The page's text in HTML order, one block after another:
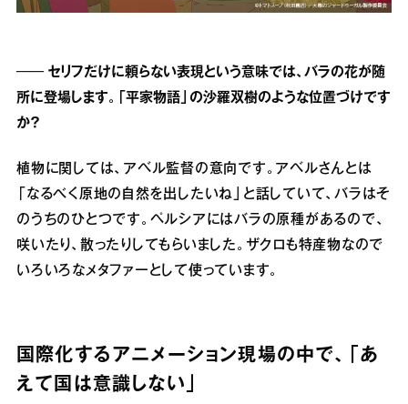
── セリフだけに頼らない表現という意味では、バラの花が随
所に登場します。「平家物語」の沙羅双樹のような位置づけです
か？
植物に関しては、アベル監督の意向です。アベルさんとは
「なるべく原地の自然を出したいね」と話していて、バラはそ
のうちのひとつです。ペルシアにはバラの原種があるので、
咲いたり、散ったりしてもらいました。ザクロも特産物なので
いろいろなメタファーとして使っています。
国際化するアニメーション現場の中で、「あ
えて国は意識しない」